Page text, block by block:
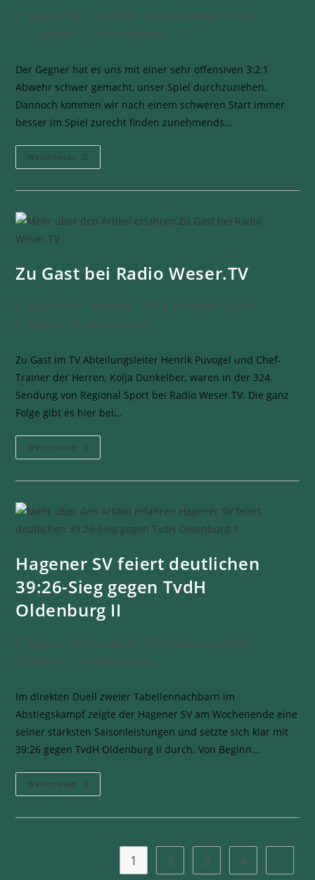
Hagener SV - Handball
24. November 2025
1. Damen
0 Kommentare
Der Gegner hat es uns mit einer sehr offensiven 3:2:1
Abwehr schwer gemacht, unser Spiel durchzuziehen.
Dannoch kommen wir nach einem schweren Start immer
besser im Spiel zurecht finden zunehmends…
Weiterlesen
Zu Gast bei Radio Weser.TV
Hagener SV - Handball
16. November 2025
Herren
0 Kommentare
Zu Gast im TV Abteilungsleiter Henrik Puvogel und Chef-
Trainer der Herren, Kolja Dunkelber, waren in der 324.
Sendung von Regional Sport bei Radio Weser.TV. Die ganz
Folge gibt es hier bei…
Weiterlesen
Hagener SV feiert deutlichen
39:26-Sieg gegen TvdH
Oldenburg II
Hagener SV - Handball
16. November 2025
Herren
0 Kommentare
Im direkten Duell zweier Tabellennachbarn im
Abstiegskampf zeigte der Hagener SV am Wochenende eine
seiner stärksten Saisonleistungen und setzte sich klar mit
39:26 gegen TvdH Oldenburg II durch. Von Beginn…
Weiterlesen
1 2 3 4